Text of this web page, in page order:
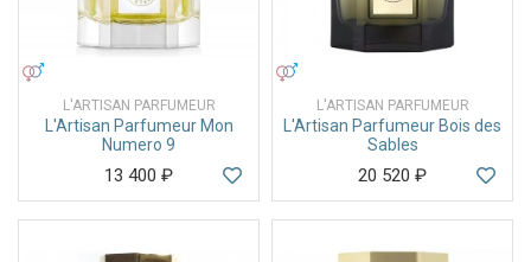
L'ARTISAN PARFUMEUR
L'Artisan Parfumeur Mon
Numero 9
13 400 ₽
L'ARTISAN PARFUMEUR
L'Artisan Parfumeur Bois des
Sables
20 520 ₽